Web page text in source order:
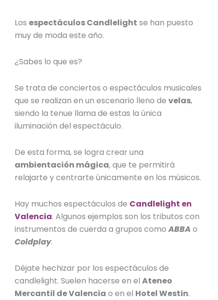
Los espectáculos Candlelight se han puesto
muy de moda este año.
¿Sabes lo que es?
Se trata de conciertos o espectáculos musicales
que se realizan en un escenario lleno develas,
siendo la tenue llama de estas la única
iluminación del espectáculo.
De esta forma, se logra crear una
ambientación mágica, que te permitirá
relajarte y centrarte únicamente en los músicos.
Hay muchos espectáculos de Candlelight en
Valencia. Algunos ejemplos son los tributos con
instrumentos de cuerda a grupos comoABBA o
Coldplay.
Déjate hechizar por los espectáculos de
candlelight. Suelen hacerse en elAteneo
Mercantil de Valencia o en el Hotel Westin.